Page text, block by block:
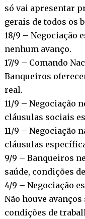
só vai apresentar
gerais de todos os
18/9 – Negociação
nenhum avanço.
17/9 – Comando
Banqueiros
real.
11/9 – Negociação
cláusulas sociais
11/9 – Negociação
cláusulas
9/9 – Banqueiros
saúde, condições
4/9 – Negociação
Não houve avanços
condições de